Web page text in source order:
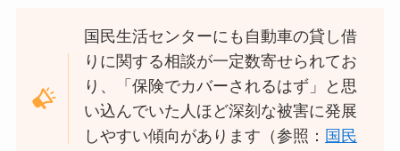
国民生活センターにも自動車の貸し借
りに関する相談が一定数寄せられてお
り、「保険でカバーされるはず」と思
い込んでいた人ほど深刻な被害に発展
しやすい傾向があります（参照： 国民